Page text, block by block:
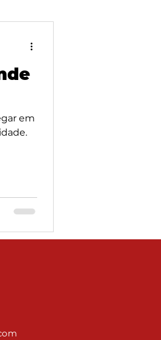
em